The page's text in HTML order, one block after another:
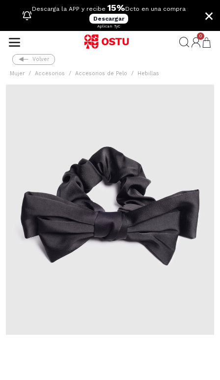
Descarga la APP y recibe 15%Dcto en una compra
Descargar
Aplican TyC
×
0
Volver
Mujer Accesorios Accesorios de Pelo Hebillas